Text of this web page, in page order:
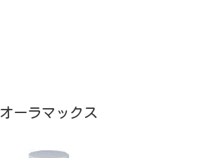
オーラマックス